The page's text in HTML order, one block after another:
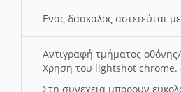
Ενας δασκαλος αστειεύται
Αντιγραφή τμήματος
Χρηση του lightshot chrome.
Στη συνεχεια μπορουν